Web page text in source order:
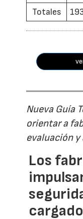
Totales
Nueva Guía
orientar a
evaluación
Los